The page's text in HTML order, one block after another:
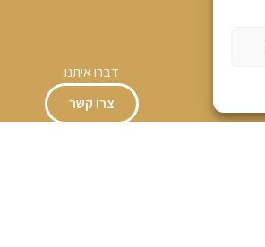
דברו איתנו
צרו קשר